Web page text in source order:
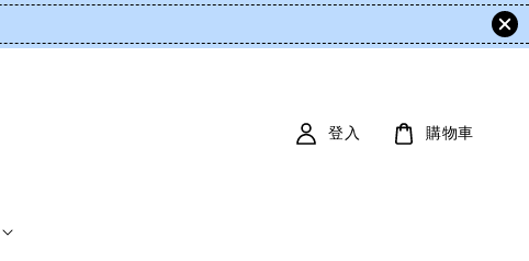
登入 購物車